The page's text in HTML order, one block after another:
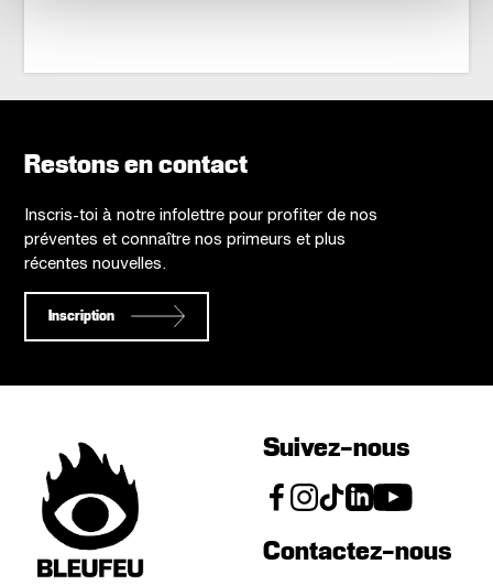
Restons en contact
Inscris-toi à notre infolettre pour profiter de nos
préventes et connaître nos primeurs et plus
récentes nouvelles.
Inscription
Suivez-nous
Contactez-nous